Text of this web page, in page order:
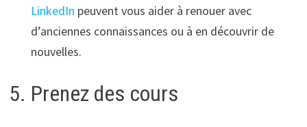
LinkedIn peuvent vous aider à renouer avec
d’anciennes connaissances ou à en découvrir de
nouvelles.
5. Prenez des cours